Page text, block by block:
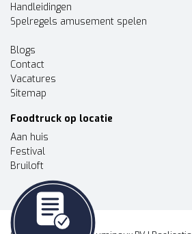
Handleidingen
Spelregels amusement spelen
Blogs
Contact
Vacatures
Sitemap
Foodtruck op locatie
Aan huis
Festival
Bruiloft